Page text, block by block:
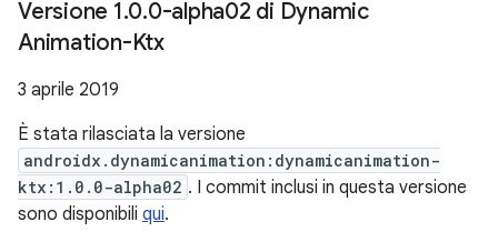
Versione 1.0.0-alpha02 di Dynamic
Animation-Ktx
3 aprile 2019
È stata rilasciata la versione
androidx.dynamicanimation:dynamicanimation-
ktx:1.0.0-alpha02 . I commit inclusi in questa versione
sono disponibili qui.